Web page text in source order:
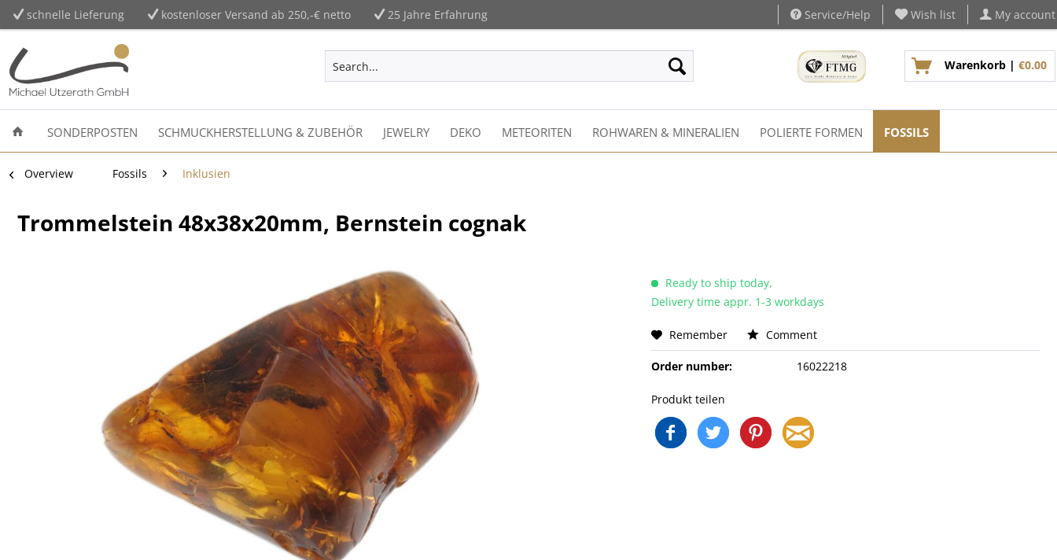
schnelle Lieferung kostenloser Versand ab 250,-€ netto 25 Jahre Erfahrung Service/Help Wish list My account
Warenkorb | €0.00
SONDERPOSTEN SCHMUCKHERSTELLUNG & ZUBEHÖR JEWELRY DEKO METEORITEN ROHWAREN & MINERALIEN POLIERTE FORMEN FOSSILS
Overview Fossils Inklusien
Trommelstein 48x38x20mm, Bernstein cognak
Ready to ship today,
Delivery time appr. 1-3 workdays
Remember Comment
Order number: 16022218
Produkt teilen